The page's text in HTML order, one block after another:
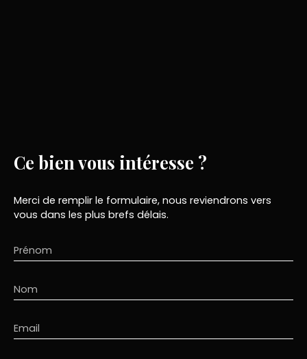
Ce bien vous intéresse ?
Merci de remplir le formulaire, nous reviendrons vers
vous dans les plus brefs délais.
Prénom
Nom
Email